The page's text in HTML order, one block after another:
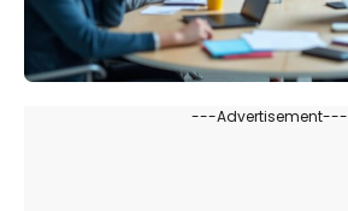
---Advertisement---